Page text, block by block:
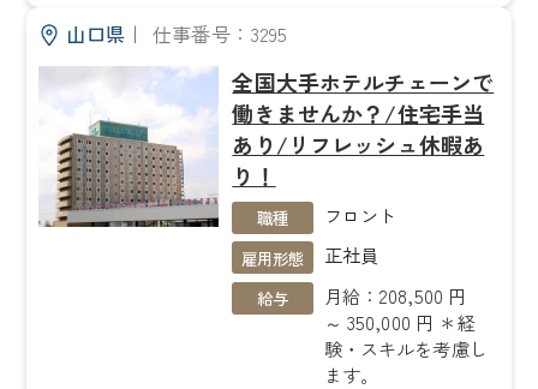
山口県｜ 仕事番号：3295
全国大手ホテルチェーンで
働きませんか？/住宅手当
あり/リフレッシュ休暇あ
り！
職種 フロント
雇用形態 正社員
給与
月給：208,500 円
～ 350,000 円 ＊経
験・スキルを考慮し
ます。